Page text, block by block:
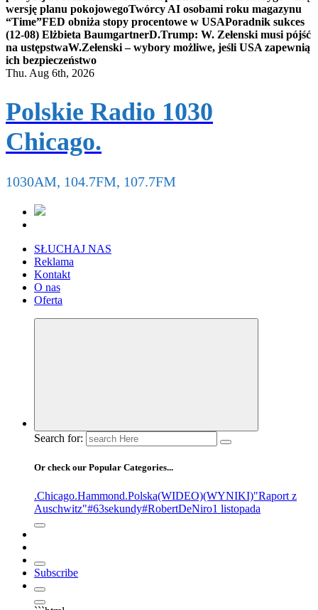
wersję planu pokojowegoTwórcy AI osobami roku magazynu
“Time”FED obniża stopy procentowe w USAPoradnik sukces
(12-08) Elżbieta BaumgartnerD.Trump: W. Zełenski musi pójść
na ustępstwaW.Zełenski – wybory możliwe, jeśli USA zapewnią
ich bezpieczeństwo
Thu. Aug 6th, 2026
Polskie Radio 1030
Chicago.
1030AM, 104.7FM, 107.7FM
SŁUCHAJ NAS
Reklama
Kontakt
O nas
Oferta
Search for:
Or check our Popular Categories...
.Chicago.Hammond.Polska(WIDEO)(WYNIKI)"Raport z
Auschwitz"#63sekundy#RobertDeNiro1 listopada
Subscribe